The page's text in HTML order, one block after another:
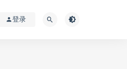
登录